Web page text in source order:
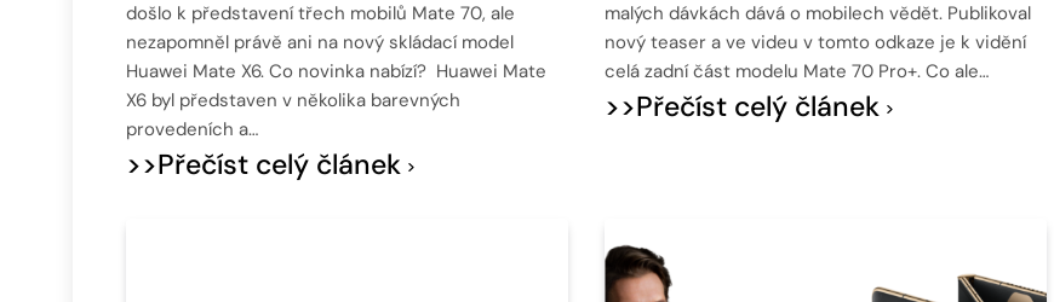
došlo k představení třech mobilů Mate 70, ale
nezapomněl právě ani na nový skládací model
Huawei Mate X6. Co novinka nabízí? Huawei Mate
X6 byl představen v několika barevných
provedeních a…
>>Přečíst celý článek
malých dávkách dává o mobilech vědět. Publikoval
nový teaser a ve videu v tomto odkaze je k vidění
celá zadní část modelu Mate 70 Pro+. Co ale…
>>Přečíst celý článek